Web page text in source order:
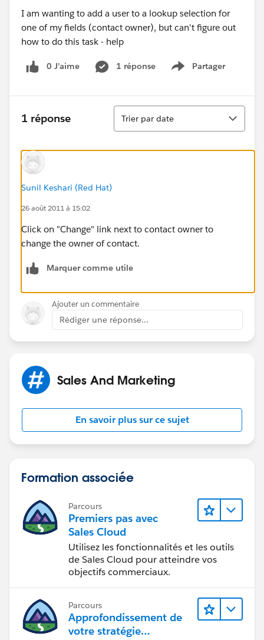
I am wanting to add a user to a lookup selection for
one of my fields (contact owner), but can't figure out
how to do this task - help
0 J’aime 1 réponse Partager
Show menu
1 réponse
Tri
Trier par date
Sunil Keshari (Red Hat)
26 août 2011 à 15:02
Click on "Change" link next to contact owner to
change the owner of contact.
Marquer comme utile
Ajouter un commentaire
Rédiger une réponse...
Sales And Marketing
En savoir plus sur ce sujet
Formation associée
Parcours
Premiers pas avec
Sales Cloud
Utilisez les fonctionnalités et les outils
de Sales Cloud pour atteindre vos
objectifs commerciaux.
Parcours
Approfondissement de
votre stratégie